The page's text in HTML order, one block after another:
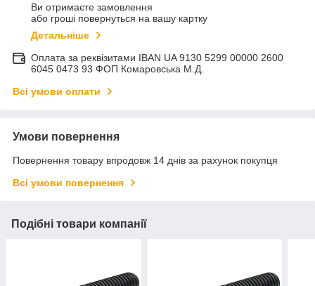
Ви отримаєте замовлення
або гроші повернуться на вашу картку
Детальніше
Оплата за реквізитами IBAN UA 9130 5299 00000 2600
6045 0473 93 ФОП Комаровська М.Д.
Всі умови оплати
Умови повернення
Повернення товару впродовж 14 днів за рахунок покупця
Всі умови повернення
Подібні товари компанії